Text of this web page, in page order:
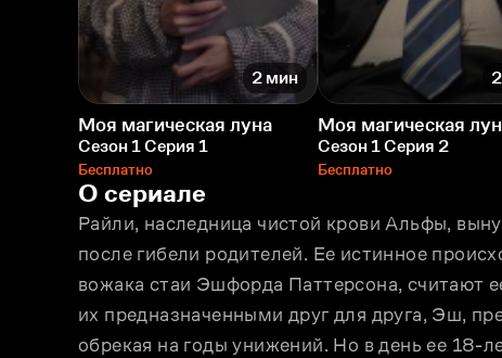
2 мин
Моя магическая луна
Сезон 1 Серия 1
Бесплатно
Моя магическая
Сезон 1 Серия 2
Бесплатно
О сериале
Райли, наследница чистой крови Альфы,
после гибели родителей. Ее истинное
вожака стаи Эшфорда Паттерсона, считают
их предназначенными друг для друга, Эш,
обрекая на годы унижений. Но в день ее 18-